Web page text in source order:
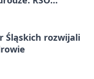
Śląskich rozwijali